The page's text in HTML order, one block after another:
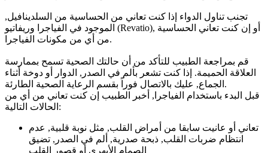
تجنب تناول الدواء إذا كنت تعاني من الحساسية من السلدينافيل,
الموجود في الفياجرا وريفاتيو (Revatio), أو إن كنت تعاني الحساسية
من أي من مكونات الفياجرا.
قم بمراجعة الطبيب للتأكد من أن حالتك الصحية تسمح بممارسة
العلاقة الحميمة. إذا كنت تشعر بألم في الصدر, الدوار أو دوخة أثناء
الجماع, عليك بالاتصال فوراً بقسم الرعاية الصحية الطارئة.
قبل البدء باستخدام الفياجرا, أخبر الطبيب إن كنت تعاني من أي من
الحالات التالية:
تعاني أو عانيت سابقا من أمراض القلب, مثل نوبة قلبية, عدم
انتظام ضربات القلب, ذبحة صدرية, ألم في الصدر, تضيق
الصمام الأبهري أو قصور القلب